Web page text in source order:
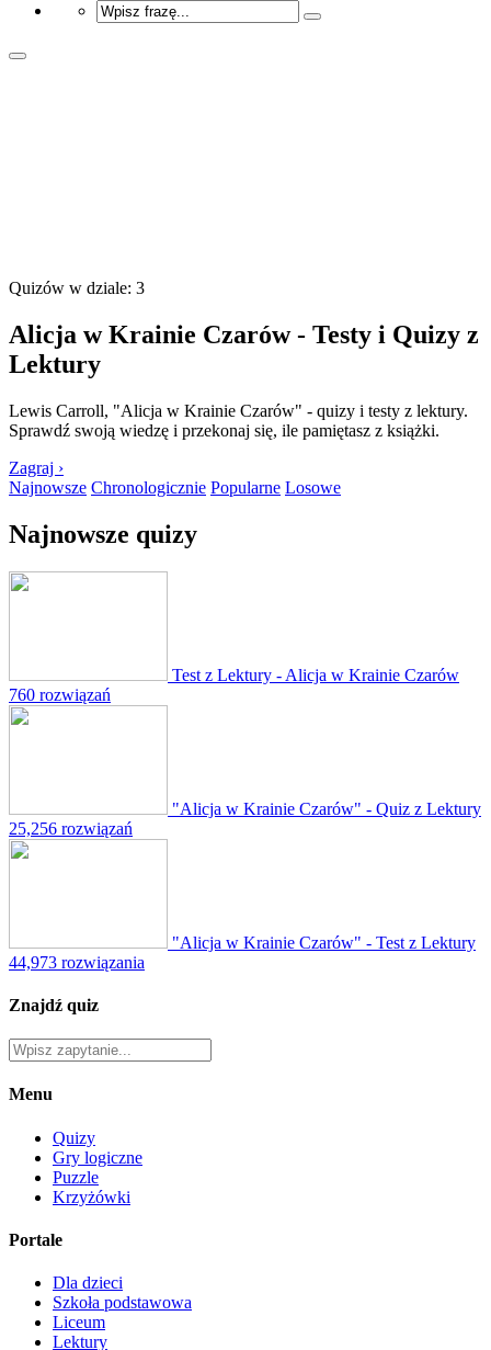
Quizów w dziale: 3
Alicja w Krainie Czarów - Testy i Quizy z
Lektury
Lewis Carroll, "Alicja w Krainie Czarów" - quizy i testy z lektury.
Sprawdź swoją wiedzę i przekonaj się, ile pamiętasz z książki.
Zagraj ›
Najnowsze Chronologicznie Popularne Losowe
Najnowsze quizy
Test z Lektury - Alicja w Krainie Czarów
760 rozwiązań
"Alicja w Krainie Czarów" - Quiz z Lektury
25,256 rozwiązań
"Alicja w Krainie Czarów" - Test z Lektury
44,973 rozwiązania
Znajdź quiz
Menu
Quizy
Gry logiczne
Puzzle
Krzyżówki
Portale
Dla dzieci
Szkoła podstawowa
Liceum
Lektury